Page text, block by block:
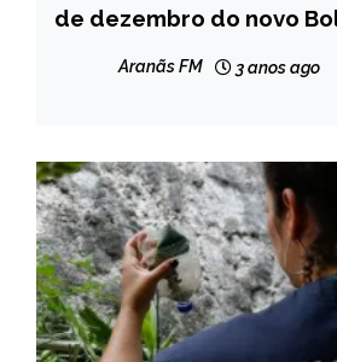
MINAS
de dezembro do novo
Aranãs FM 3 anos ago